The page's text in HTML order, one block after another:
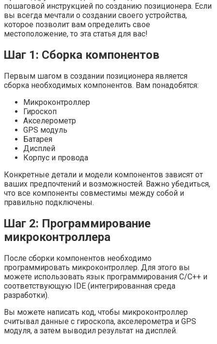
пошаговой инструкцией по созданию позиционера. Если
вы всегда мечтали о создании своего устройства,
которое позволит вам определить свое
местоположение, то эта статья для вас!
Шаг 1: Сборка компонентов
Первым шагом в создании позиционера является
сборка необходимых компонентов. Вам понадобятся:
Микроконтроллер
Гироскоп
Акселерометр
GPS модуль
Батарея
Дисплей
Корпус и провода
Конкретные детали и модели компонентов зависят от
ваших предпочтений и возможностей. Важно убедиться,
что все компоненты совместимы между собой и
правильно подключены.
Шаг 2: Программирование
микроконтроллера
После сборки компонентов необходимо
программировать микроконтроллер. Для этого вы
можете использовать язык программирования C/C++ и
соответствующую IDE (интегрированная среда
разработки).
Вы можете написать код, чтобы микроконтроллер
считывал данные с гироскопа, акселерометра и GPS
модуля, а затем выводил результат на дисплей.